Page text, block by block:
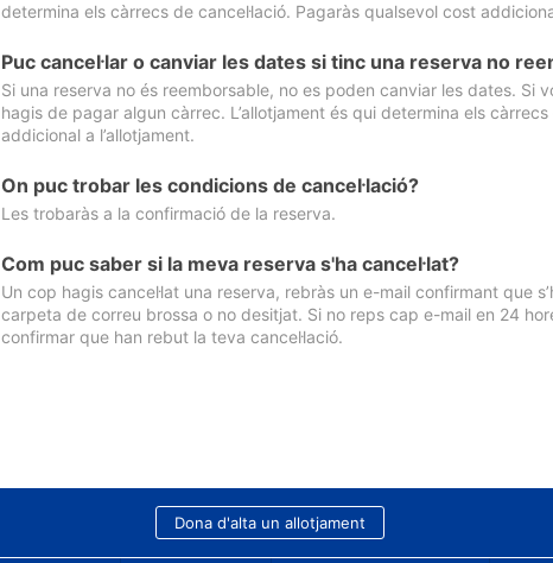
determina els càrrecs de cancel·lació. Pagaràs qualsevol cost
Puc cancel·lar o canviar les dates si tinc una reserva no
Si una reserva no és reemborsable, no es poden canviar les dates. Si
hagis de pagar algun càrrec. L’allotjament és qui determina els
addicional a l’allotjament.
On puc trobar les condicions de cancel·lació?
Les trobaràs a la confirmació de la reserva.
Com puc saber si la meva reserva s'ha cancel·lat?
Un cop hagis cancel·lat una reserva, rebràs un e-mail confirmant que
carpeta de correu brossa o no desitjat. Si no reps cap e-mail en 24
confirmar que han rebut la teva cancel·lació.
Dona d'alta un allotjament